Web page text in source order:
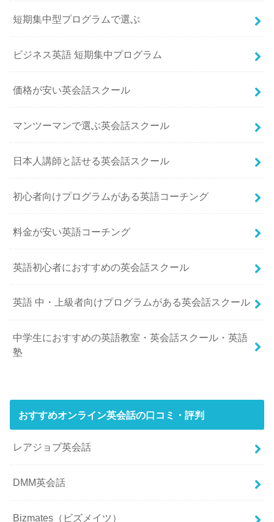
短期集中型プログラムで選ぶ
ビジネス英語 短期集中プログラム
価格が安い英会話スクール
マンツーマンで選ぶ英会話スクール
日本人講師と話せる英会話スクール
初心者向けプログラムがある英語コーチング
料金が安い英語コーチング
英語初心者におすすめの英会話スクール
英語 中・上級者向けプログラムがある英会話スクール
中学生におすすめの英語教室・英会話スクール・英語
塾
おすすめオンライン英会話の口コミ・評判
レアジョブ英会話
DMM英会話
Bizmates（ビズメイツ）